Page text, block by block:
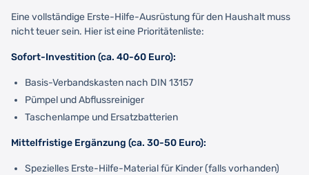
Eine vollständige Erste-Hilfe-Ausrüstung für den Haushalt muss
nicht teuer sein. Hier ist eine Prioritätenliste:
Sofort-Investition (ca. 40-60 Euro):
Basis-Verbandskasten nach DIN 13157
Pümpel und Abflussreiniger
Taschenlampe und Ersatzbatterien
Mittelfristige Ergänzung (ca. 30-50 Euro):
Spezielles Erste-Hilfe-Material für Kinder (falls vorhanden)